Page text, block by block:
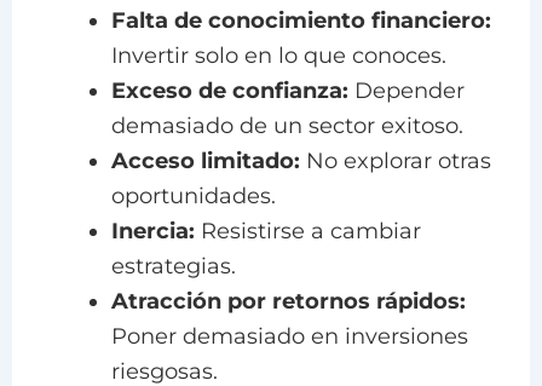
Falta de conocimiento financiero:
Invertir solo en lo que conoces.
Exceso de confianza: Depender
demasiado de un sector exitoso.
Acceso limitado: No explorar otras
oportunidades.
Inercia: Resistirse a cambiar
estrategias.
Atracción por retornos rápidos:
Poner demasiado en inversiones
riesgosas.